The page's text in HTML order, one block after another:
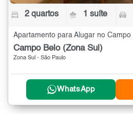
2 quartos 1 suíte
Campo Belo (Zona Sul)
Zona Sul - São Paulo
WhatsApp